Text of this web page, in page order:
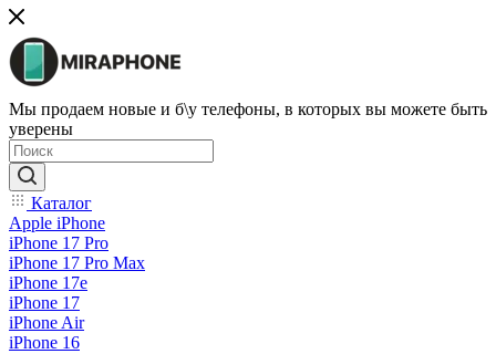
Мы продаем новые и б\у телефоны, в которых вы можете быть
уверены
Каталог
Apple iPhone
iPhone 17 Pro
iPhone 17 Pro Max
iPhone 17e
iPhone 17
iPhone Air
iPhone 16